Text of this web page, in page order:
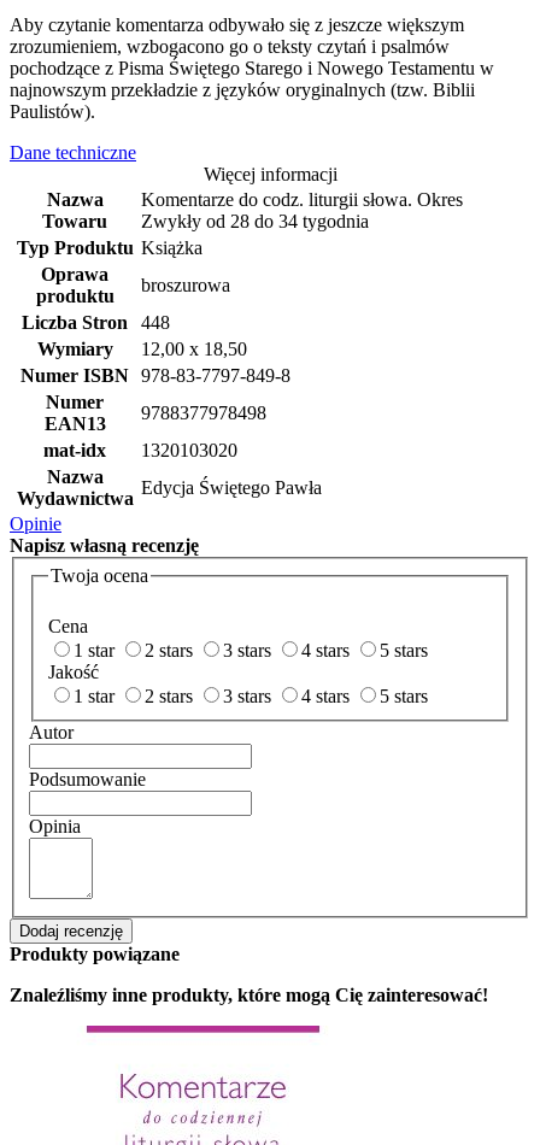
Aby czytanie komentarza odbywało się z jeszcze większym
zrozumieniem, wzbogacono go o teksty czytań i psalmów
pochodzące z Pisma Świętego Starego i Nowego Testamentu w
najnowszym przekładzie z języków oryginalnych (tzw. Biblii
Paulistów).
Dane techniczne
Więcej informacji
Nazwa
Towaru
Komentarze do codz. liturgii słowa. Okres
Zwykły od 28 do 34 tygodnia
Typ Produktu Książka
Oprawa
produktu
broszurowa
Liczba Stron
448
Wymiary
12,00 x 18,50
Numer ISBN 978-83-7797-849-8
Numer
EAN13
9788377978498
mat-idx
1320103020
Nazwa
Wydawnictwa
Edycja Świętego Pawła
Opinie
Napisz własną recenzję
Twoja ocena
Cena
1 star
2 stars 3 stars 4 stars
5 stars
Jakość
1 star
2 stars 3 stars 4 stars
5 stars
Autor
Podsumowanie
Opinia
Dodaj recenzję
Produkty powiązane
Znaleźliśmy inne produkty, które mogą Cię zainteresować!